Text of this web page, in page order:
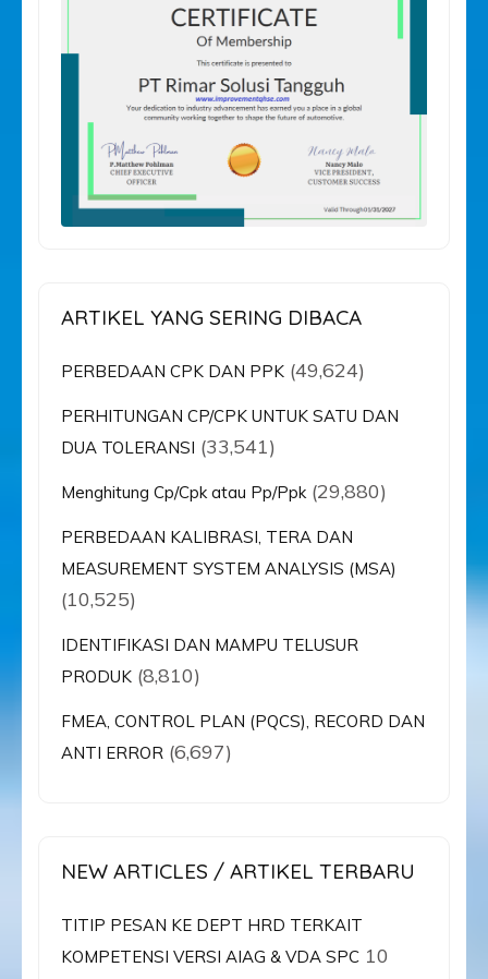
ARTIKEL YANG SERING DIBACA
PERBEDAAN CPK DAN PPK (49,624)
PERHITUNGAN CP/CPK UNTUK SATU DAN
DUA TOLERANSI (33,541)
Menghitung Cp/Cpk atau Pp/Ppk (29,880)
PERBEDAAN KALIBRASI, TERA DAN
MEASUREMENT SYSTEM ANALYSIS (MSA)
(10,525)
IDENTIFIKASI DAN MAMPU TELUSUR
PRODUK (8,810)
FMEA, CONTROL PLAN (PQCS), RECORD DAN
ANTI ERROR (6,697)
NEW ARTICLES / ARTIKEL TERBARU
TITIP PESAN KE DEPT HRD TERKAIT
KOMPETENSI VERSI AIAG & VDA SPC 10